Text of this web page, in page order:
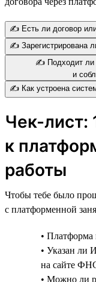
✍️ Есть ли договор
✍️ Зарегистрирована
✍️ Подходит ли
и
✍️ Как устроена
Чек-лист:
к
работы
Чтобы тебе было
с платформенной
• Платформа
• Указан ли
на сайте
• Можно ли